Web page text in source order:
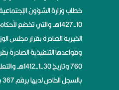
10-1427هــ والتي تخضع
وقواعدها التنفيذية الصادرة
760 وتاريخ
بالسجل الخاص لديها برقم 367 بتاريخ 18-7-1428هــ.